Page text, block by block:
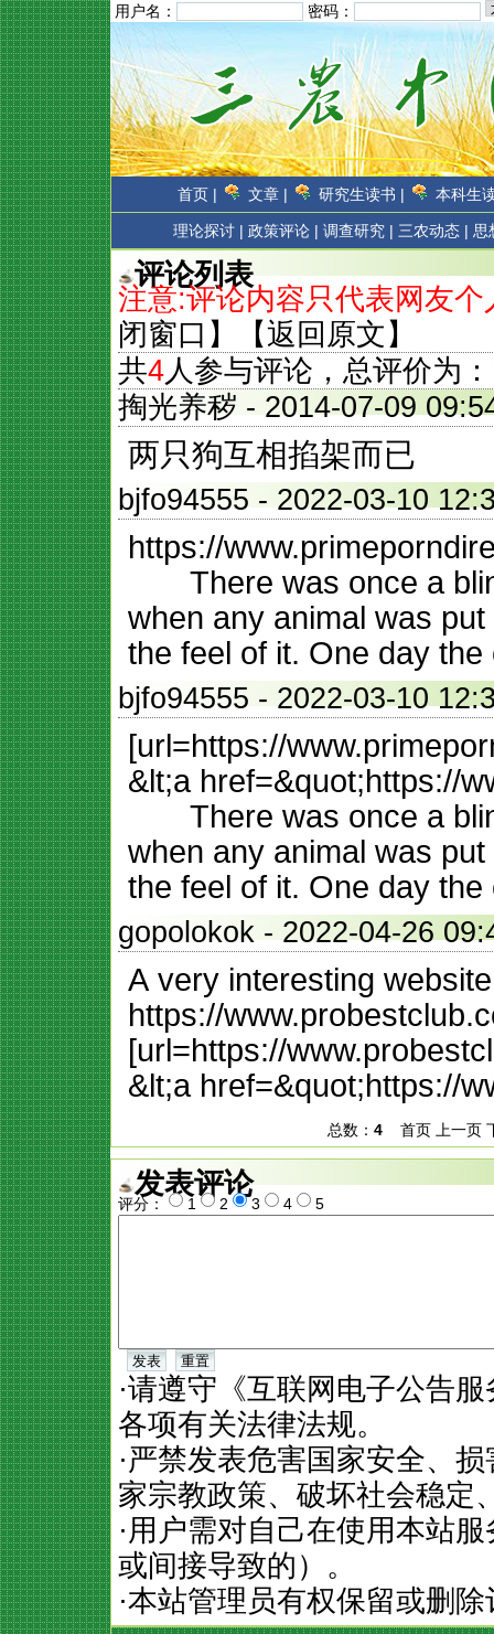
用户名： 密码：
首页 | 文章 | 研究生读书 | 本科生
理论探讨 | 政策评论 | 调查研究 | 三农动态 | 思
评论列表
注意:评论内容只代表网友
闭窗口 】【返回原文 】
共4人参与评论，总评价为：
掏光养秽 - 2014-07-09
两只狗互相掐架而已
bjfo94555 - 2022-03-10
https://
There was once a
when any animal was
the feel of it. One day
bjfo94555 - 2022-03-10
[url=https://
&lt;a href=&quot;https://
There was once a
when any animal was
the feel of it. One day
gopolokok - 2022-04-26
A very interesting
https://
[url=https://
&lt;a href=&quot;https://
总数： 4首页 上一页
发表评论
评分： 1 2 3 4 5
·请遵守《互联网电子公告
各项有关法律法规。
·严禁发表危害国家安全、
家宗教政策、破坏社会稳定
·用户需对自己在使用本站
或间接导致的）。
·本站管理员有权保留或删